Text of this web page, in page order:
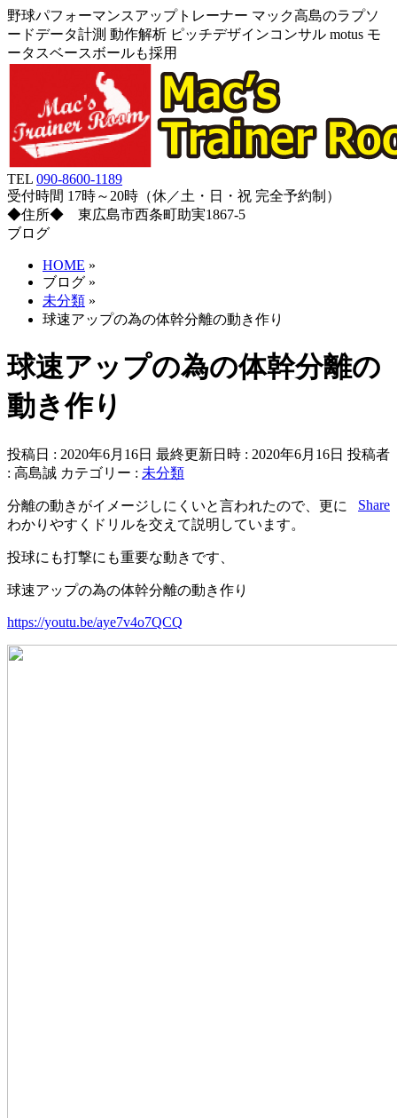
野球パフォーマンスアップトレーナー マック高島のラプソ
ードデータ計測 動作解析 ピッチデザインコンサル motus モ
ータスベースボールも採用
TEL 090-8600-1189
受付時間 17時～20時（休／土・日・祝 完全予約制）
◆住所◆ 東広島市西条町助実1867-5
ブログ
HOME »
ブログ »
未分類 »
球速アップの為の体幹分離の動き作り
球速アップの為の体幹分離の
動き作り
投稿日 : 2020年6月16日 最終更新日時 : 2020年6月16日 投稿者
: 高島誠 カテゴリー : 未分類
Share
‪分離の動きがイメージしにくいと言われたので、更に
わかりやすくドリルを交えて説明しています。‬
‪投球にも打撃にも重要な動きです、‬
‪球速アップの為の体幹分離の動き作り
https://youtu.be/aye7v4o7QCQ